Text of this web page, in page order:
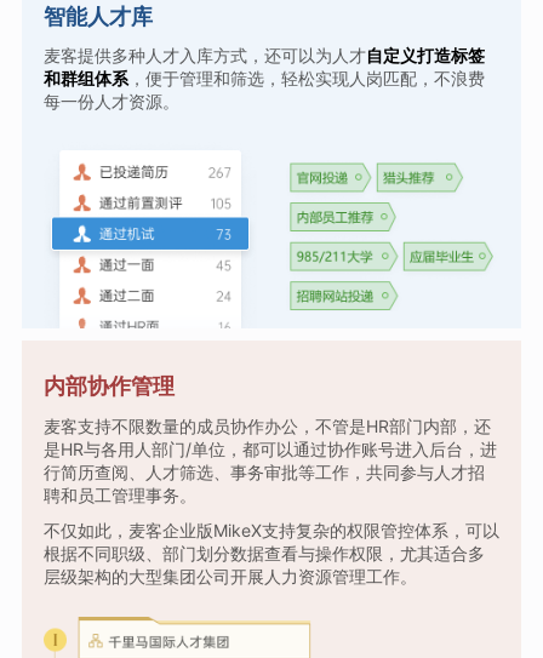
智能人才库
麦客提供多种人才入库方式，还可以为人才自定义打造标签
和群组体系，便于管理和筛选，轻松实现人岗匹配，不浪费
每一份人才资源。
内部协作管理
麦客支持不限数量的成员协作办公，不管是HR部门内部，还
是HR与各用人部门/单位，都可以通过协作账号进入后台，进
行简历查阅、人才筛选、事务审批等工作，共同参与人才招
聘和员工管理事务。
不仅如此，麦客企业版MikeX支持复杂的权限管控体系，可以
根据不同职级、部门划分数据查看与操作权限，尤其适合多
层级架构的大型集团公司开展人力资源管理工作。